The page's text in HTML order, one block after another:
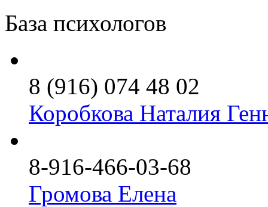
База психологов
8 (916) 074 48 02
Коробкова Наталия
8-916-466-03-68
Громова Елена